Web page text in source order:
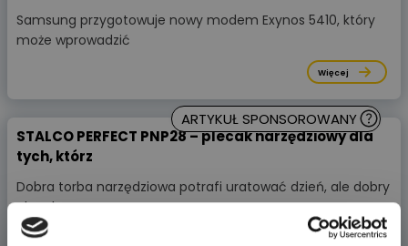
Samsung przygotowuje nowy modem Exynos 5410, który
może wprowadzić
Więcej
ARTYKUŁ SPONSOROWANY
STALCO PERFECT PNP28 – plecak narzędziowy dla
tych, którz
Dobra torba narzędziowa potrafi uratować dzień, ale dobry
plecak na
Więcej